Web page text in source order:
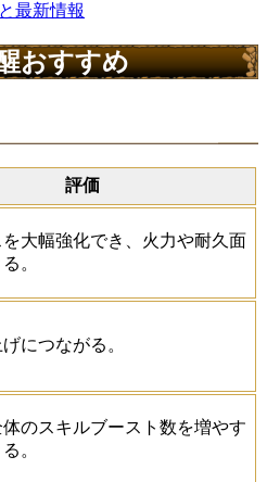
最新情報
おすすめ
評価
を大幅強化でき、火力や耐久面
。
につながる。
のスキルブースト数を増やす
。